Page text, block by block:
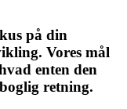
på din
Vores mål
enten den
retning.